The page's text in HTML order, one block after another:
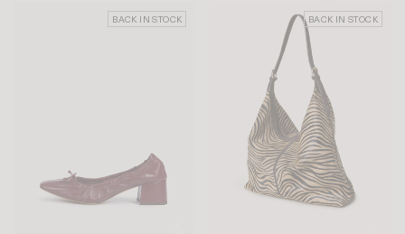
BACK IN STOCK BACK IN STOCK